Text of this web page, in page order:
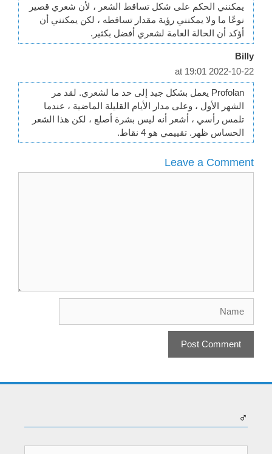
يمكنني الحكم على شكل تساقط الشعر ، لأن شعري قصير
نوعًا ما ولا يمكنني رؤية مقدار تساقطه ، لكن يمكنني أن
أؤكد أن الحالة العامة لشعري أفضل بكثير.
Billy
2022-10-22 at 19:01
Profolan يعمل بشكل جيد إلى حد ما لشعري. لقد مر
الشهر الأول ، وعلى مدار الأيام القليلة الماضية ، عندما
تلمس رأسي ، أشعر أنه ليس بشرة أصلع ، لكن هذا الشعر
الحساس ظهر. تقييمي هو 4 نقاط.
Leave a Comment
♂